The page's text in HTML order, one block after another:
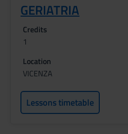
GERIATRIA
Credits
1
Location
VICENZA
Lessons timetable